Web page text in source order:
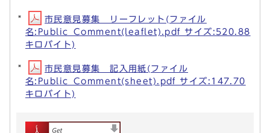
市民意見募集 リーフレット(ファイル
名:Public_Comment(leaflet).pdf サイズ:520.88
キロバイト)
市民意見募集 記入用紙(ファイル
名:Public_Comment(sheet).pdf サイズ:147.70
キロバイト)